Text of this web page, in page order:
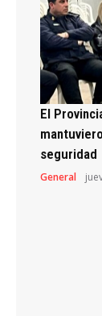
El
seguridad
General